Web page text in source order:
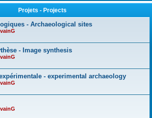
Projets - Projects
- Archaeological sites
- Image synthesis
- experimental archaeology